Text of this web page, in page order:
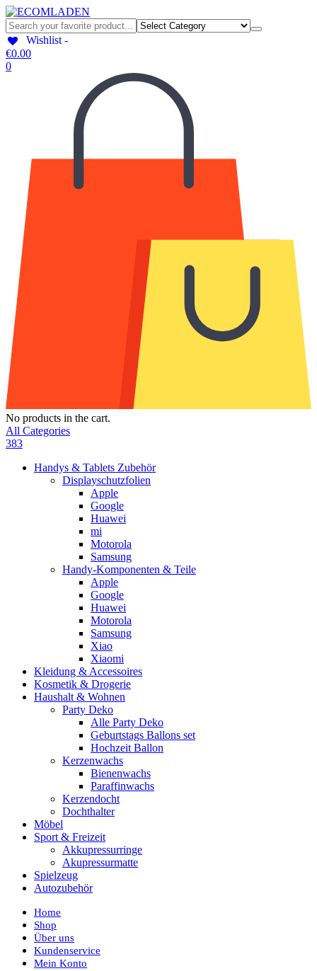
Wishlist -
€0.00
0
No products in the cart.
All Categories
383
Handys & Tablets Zubehör
Displayschutzfolien
Apple
Google
Huawei
mi
Motorola
Samsung
Handy-Komponenten & Teile
Apple
Google
Huawei
Motorola
Samsung
Xiao
Xiaomi
Kleidung & Accessoires
Kosmetik & Drogerie
Haushalt & Wohnen
Party Deko
Alle Party Deko
Geburtstags Ballons set
Hochzeit Ballon
Kerzenwachs
Bienenwachs
Paraffinwachs
Kerzendocht
Dochthalter
Möbel
Sport & Freizeit
Akkupressurringe
Akupressurmatte
Spielzeug
Autozubehör
Home
Shop
Über uns
Kundenservice
Mein Konto